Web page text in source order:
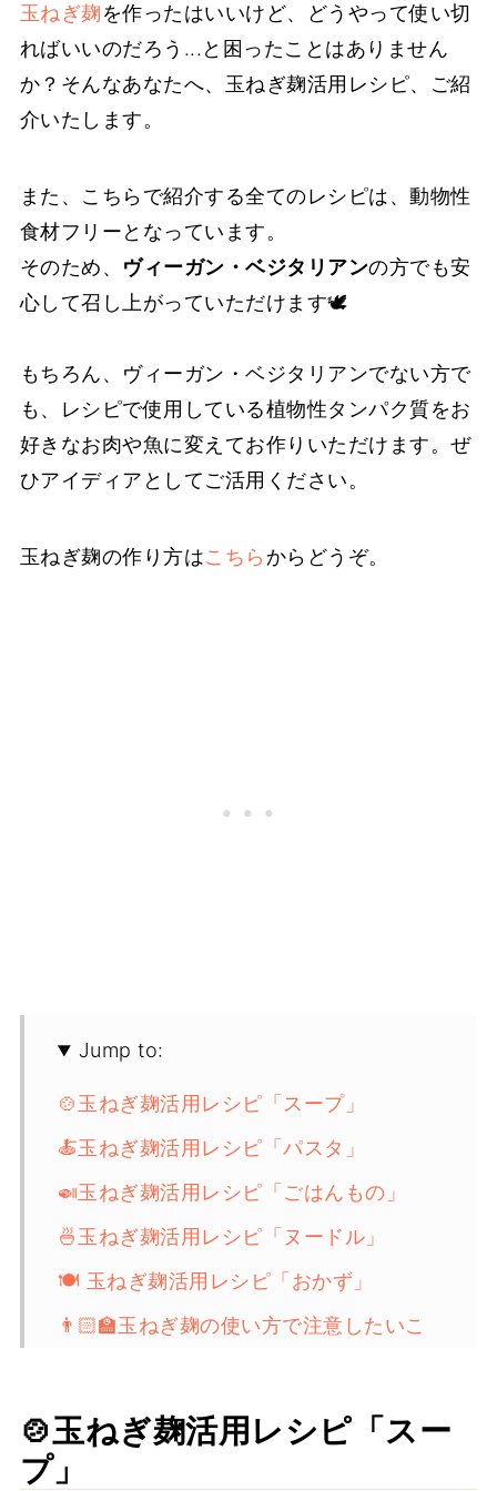
玉ねぎ麹を作ったはいいけど、どうやって使い切
ればいいのだろう...と困ったことはありません
か？そんなあなたへ、玉ねぎ麹活用レシピ、ご紹
介いたします。
また、こちらで紹介する全てのレシピは、動物性
食材フリーとなっています。
そのため、 ヴィーガン・ベジタリアンの方でも安
心して召し上がっていただけます🕊
もちろん、ヴィーガン・ベジタリアンでない方で
も、レシピで使用している植物性タンパク質をお
好きなお肉や魚に変えてお作りいただけます。ぜ
ひアイディアとしてご活用ください。
玉ねぎ麹の作り方はこちらからどうぞ。
Jump to:
🍲玉ねぎ麹活用レシピ「スープ」
🍝玉ねぎ麹活用レシピ「パスタ」
🍛玉ねぎ麹活用レシピ「ごはんもの」
🍜玉ねぎ麹活用レシピ「ヌードル」
🍽️ 玉ねぎ麹活用レシピ「おかず」
👨🏻‍🏫玉ねぎ麹の使い方で注意したいこ
☄️塩麹活用レシピ
🍲玉ねぎ麹活用レシピ「スー
プ」